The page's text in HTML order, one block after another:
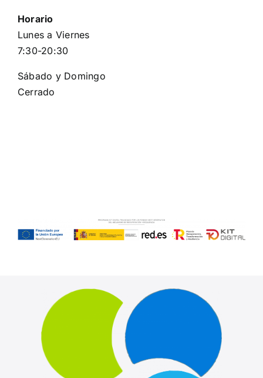
Horario
Lunes a Viernes
7:30-20:30
Sábado y Domingo
Cerrado